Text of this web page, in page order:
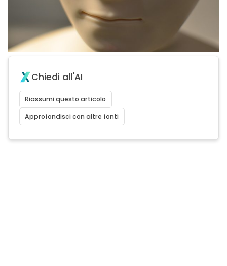
Chiedi all'AI
Riassumi questo articolo
Approfondisci con altre fonti